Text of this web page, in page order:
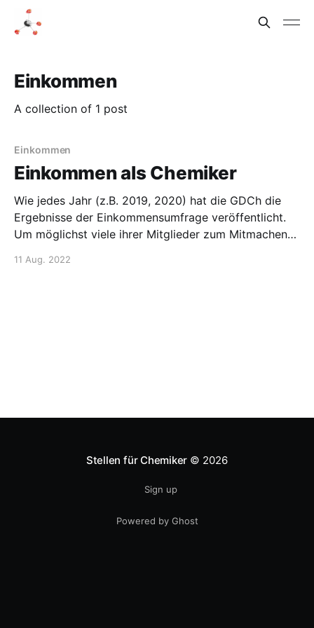
Einkommen
A collection of 1 post
Einkommen
Einkommen als Chemiker
Wie jedes Jahr (z.B. 2019, 2020) hat die GDCh die
Ergebnisse der Einkommensumfrage veröffentlicht.
Um möglichst viele ihrer Mitglieder zum Mitmachen
Verfügung gestellt, die bei der Umfrage mitgemacht
11 Aug. 2022
Stellen für Chemiker © 2026
Sign up
Powered by Ghost